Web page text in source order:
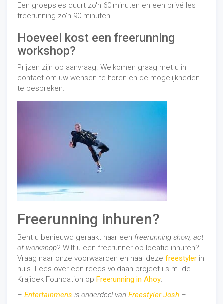
Een groepsles duurt zo'n 60 minuten en een privé les
freerunning zo'n 90 minuten.
Hoeveel kost een freerunning
workshop?
Prijzen zijn op aanvraag. We komen graag met u in
contact om uw wensen te horen en de mogelijkheden
te bespreken.
Freerunning inhuren?
Bent u benieuwd geraakt naar een freerunning show, act
of workshop? Wilt u een freerunner op locatie inhuren?
Vraag naar onze voorwaarden en haal deze freestyler in
huis. Lees over een reeds voldaan project i.s.m. de
Krajicek Foundation op Freerunning in Ahoy.
– Entertainmens is onderdeel van Freestyler Josh –